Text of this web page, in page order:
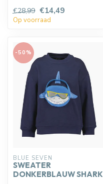
€28,99 €14,49
Op voorraad
-50%
BLUE SEVEN
SWEATER
DONKERBLAUW SHARK